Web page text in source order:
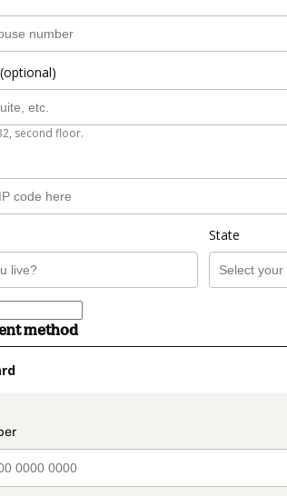
second floor.
State
method